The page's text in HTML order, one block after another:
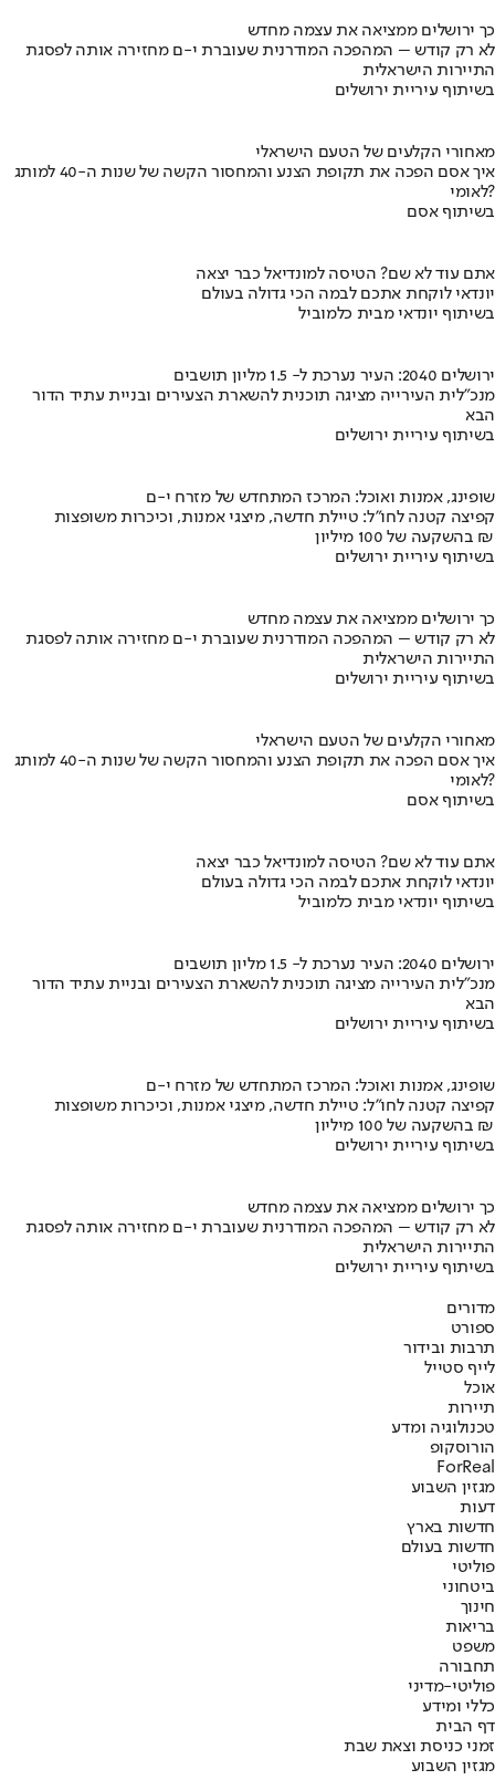
כך ירושלים ממציאה את עצמה מחדש
לא רק קודש – המהפכה המודרנית שעוברת י-ם מחזירה אותה לפסגת
התיירות הישראלית
בשיתוף עיריית ירושלים
מאחורי הקלעים של הטעם הישראלי
איך אסם הפכה את תקופת הצנע והמחסור הקשה של שנות ה-40 למותג
לאומי?
בשיתוף אסם
אתם עוד לא שם? הטיסה למונדיאל כבר יצאה
יונדאי לוקחת אתכם לבמה הכי גדולה בעולם
בשיתוף יונדאי מבית כלמוביל
ירושלים 2040: העיר נערכת ל- 1.5 מליון תושבים
מנכ"לית העירייה מציגה תוכנית להשארת הצעירים ובניית עתיד הדור
הבא
בשיתוף עיריית ירושלים
שופינג, אמנות ואוכל: המרכז המתחדש של מזרח י-ם
קפיצה קטנה לחו"ל: טיילת חדשה, מיצגי אמנות, וכיכרות משופצות
בהשקעה של 100 מיליון ₪
בשיתוף עיריית ירושלים
כך ירושלים ממציאה את עצמה מחדש
לא רק קודש – המהפכה המודרנית שעוברת י-ם מחזירה אותה לפסגת
התיירות הישראלית
בשיתוף עיריית ירושלים
מאחורי הקלעים של הטעם הישראלי
איך אסם הפכה את תקופת הצנע והמחסור הקשה של שנות ה-40 למותג
לאומי?
בשיתוף אסם
אתם עוד לא שם? הטיסה למונדיאל כבר יצאה
יונדאי לוקחת אתכם לבמה הכי גדולה בעולם
בשיתוף יונדאי מבית כלמוביל
ירושלים 2040: העיר נערכת ל- 1.5 מליון תושבים
מנכ"לית העירייה מציגה תוכנית להשארת הצעירים ובניית עתיד הדור
הבא
בשיתוף עיריית ירושלים
שופינג, אמנות ואוכל: המרכז המתחדש של מזרח י-ם
קפיצה קטנה לחו"ל: טיילת חדשה, מיצגי אמנות, וכיכרות משופצות
בהשקעה של 100 מיליון ₪
בשיתוף עיריית ירושלים
כך ירושלים ממציאה את עצמה מחדש
לא רק קודש – המהפכה המודרנית שעוברת י-ם מחזירה אותה לפסגת
התיירות הישראלית
בשיתוף עיריית ירושלים
מדורים
ספורט
תרבות ובידור
לייף סטייל
אוכל
תיירות
טכנולוגיה ומדע
הורוסקופ
ForReal
מגזין השבוע
דעות
חדשות בארץ
חדשות בעולם
פוליטי
ביטחוני
חינוך
בריאות
משפט
תחבורה
פוליטי-מדיני
כללי ומידע
דף הבית
זמני כניסת וצאת שבת
מגזין השבוע